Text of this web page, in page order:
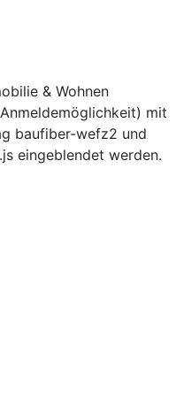
& Wohnen
mit
baufiber-wefz2 und
eingeblendet werden.